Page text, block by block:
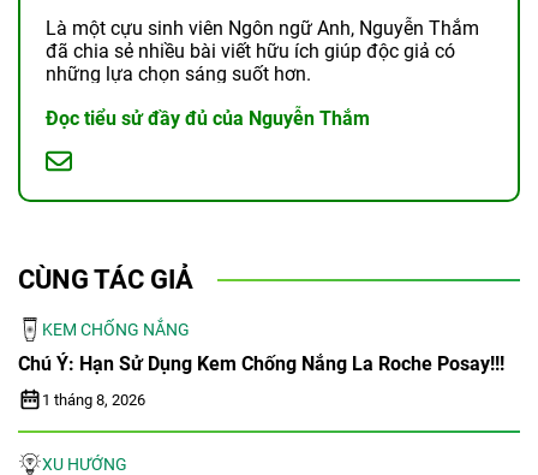
Là một cựu sinh viên Ngôn ngữ Anh, Nguyễn Thắm
đã chia sẻ nhiều bài viết hữu ích giúp độc giả có
những lựa chọn sáng suốt hơn.
Đọc tiểu sử đầy đủ của Nguyễn Thắm
CÙNG TÁC GIẢ
KEM CHỐNG NẮNG
Chú Ý: Hạn Sử Dụng Kem Chống Nắng La Roche Posay!!!
1 tháng 8, 2026
XU HƯỚNG